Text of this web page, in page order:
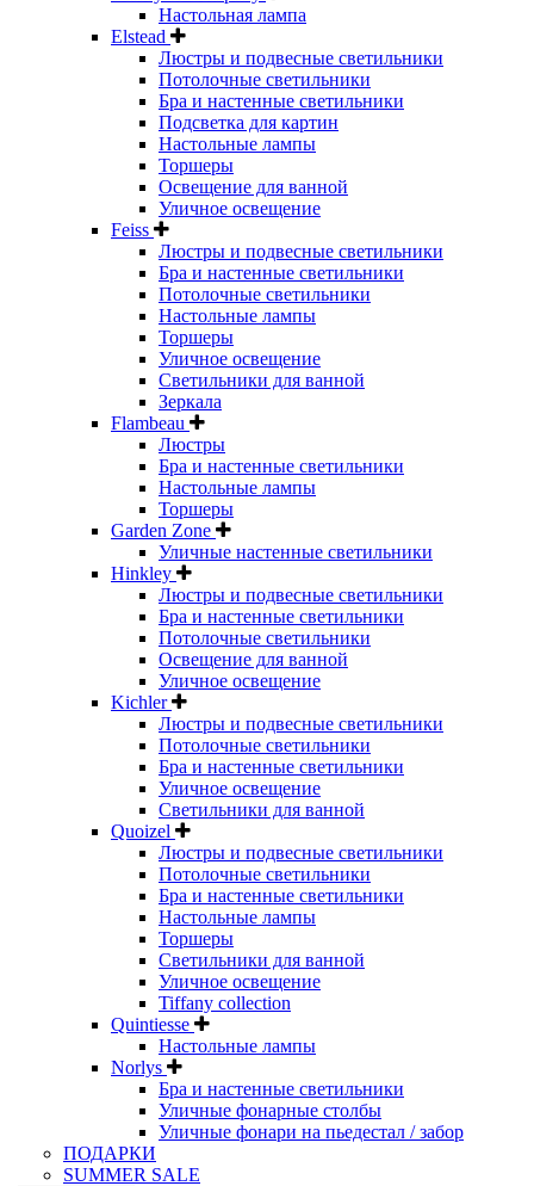
Настольная лампа
Elstead
Люстры и подвесные светильники
Потолочные светильники
Бра и настенные светильники
Подсветка для картин
Настольные лампы
Торшеры
Освещение для ванной
Уличное освещение
Feiss
Люстры и подвесные светильники
Бра и настенные светильники
Потолочные светильники
Настольные лампы
Торшеры
Уличное освещение
Светильники для ванной
Зеркала
Flambeau
Люстры
Бра и настенные светильники
Настольные лампы
Торшеры
Garden Zone
Уличные настенные светильники
Hinkley
Люстры и подвесные светильники
Бра и настенные светильники
Потолочные светильники
Освещение для ванной
Уличное освещение
Kichler
Люстры и подвесные светильники
Потолочные светильники
Бра и настенные светильники
Уличное освещение
Светильники для ванной
Quoizel
Люстры и подвесные светильники
Потолочные светильники
Бра и настенные светильники
Настольные лампы
Торшеры
Светильники для ванной
Уличное освещение
Tiffany collection
Quintiesse
Настольные лампы
Norlys
Бра и настенные светильники
Уличные фонарные столбы
Уличные фонари на пьедестал / забор
ПОДАРКИ
SUMMER SALE